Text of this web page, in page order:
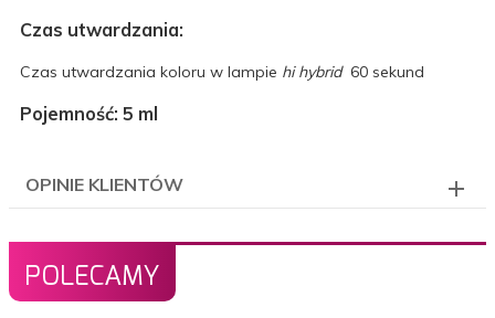
Czas utwardzania:
Czas utwardzania koloru w lampie hi hybrid 60 sekund
Pojemność: 5 ml
OPINIE KLIENTÓW
POLECAMY